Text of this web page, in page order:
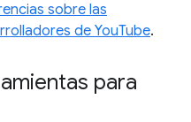
sobre las
de YouTube.
para